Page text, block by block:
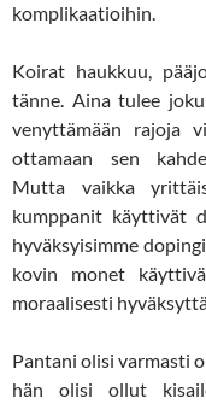
komplikaatioihin.
Koirat haukkuu,
tänne. Aina tulee
venyttämään rajoja
ottamaan sen
Mutta vaikka
kumppanit käyttivät
hyväksyisimme
kovin monet
moraalisesti
Pantani olisi varmasti
hän olisi ollut